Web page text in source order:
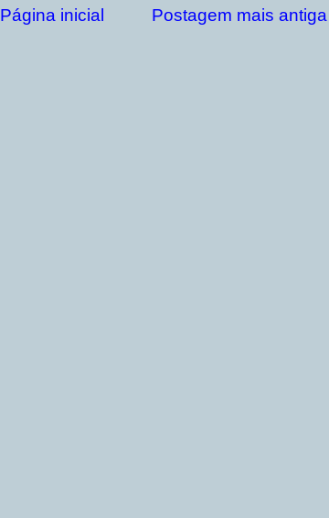
Postagem mais antiga
Página inicial